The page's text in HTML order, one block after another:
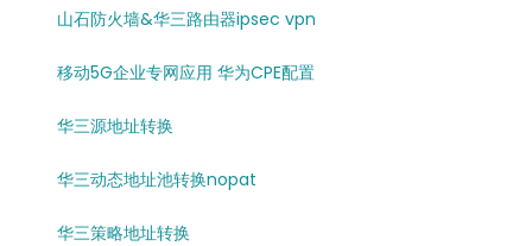
山石防火墙&华三路由器ipsec vpn
移动5G企业专网应用 华为CPE配置
华三源地址转换
华三动态地址池转换nopat
华三策略地址转换